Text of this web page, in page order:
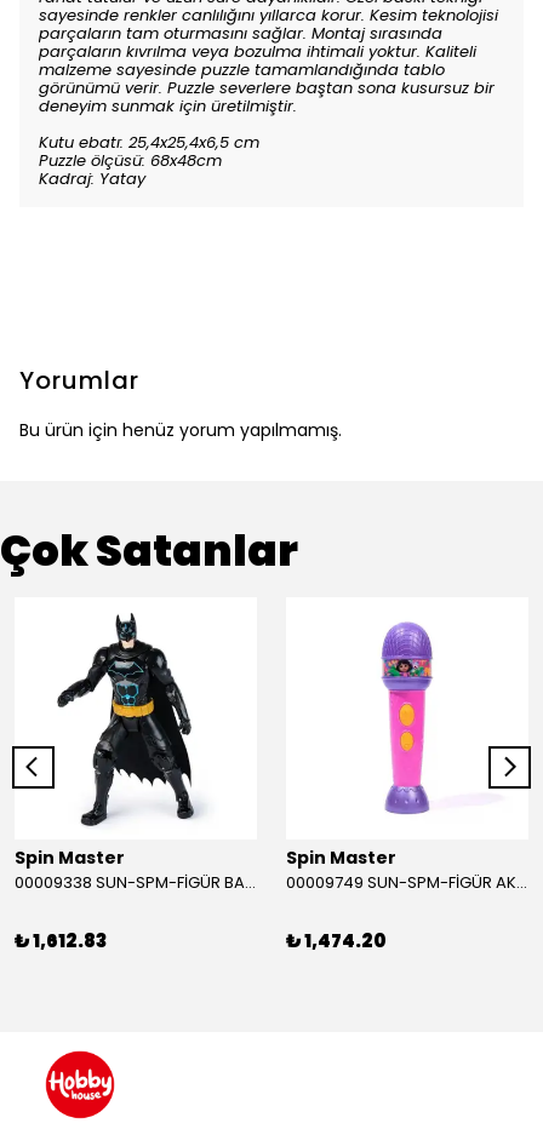
sayesinde renkler canlılığını yıllarca korur. Kesim teknolojisi
parçaların tam oturmasını sağlar. Montaj sırasında
parçaların kıvrılma veya bozulma ihtimali yoktur. Kaliteli
malzeme sayesinde puzzle tamamlandığında tablo
görünümü verir. Puzzle severlere baştan sona kusursuz bir
deneyim sunmak için üretilmiştir.
Kutu ebatı: 25,4x25,4x6,5 cm
Puzzle ölçüsü: 68x48cm
Kadraj: Yatay
Yorumlar
Bu ürün için henüz yorum yapılmamış.
Çok Satanlar
Spin Master
00009338 SUN-SPM-FİGÜR BATMAN NİNJA STRIKE 30 CM. EXC.
₺ 1,612.83
Spin Master
00009749 SUN-SPM-FİGÜR AKS. DORA MİKROFON YAĞMUR ORMANI RİTMİ (DORA) SESLİ
₺ 1,474.20